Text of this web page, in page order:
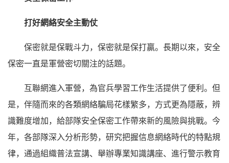
打好網絡安全主動仗
保密就是保戰斗力，保密就是保打贏。長期以來，安全
保密一直是軍營密切關注的話題。
互聯網進入軍營，為官兵學習工作生活提供了便利。但
是，伴隨而來的各類網絡騙局花樣繁多，方式更為隱蔽，辨
識難度增加，給部隊安全保密工作帶來新的風險與挑戰。今
年，各部隊深入分析形勢，研究把握信息網絡時代的特點規
律，通過組織普法宣講、舉辦專業知識講座、進行警示教育